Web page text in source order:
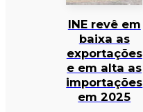
INE revê em
baixa as
exportações
e em alta as
importações
em 2025